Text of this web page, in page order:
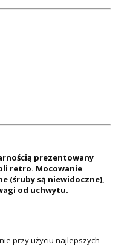
prezentowany
retro. Mocowanie
(śruby są niewidoczne),
od uchwytu.
przy użyciu najlepszych